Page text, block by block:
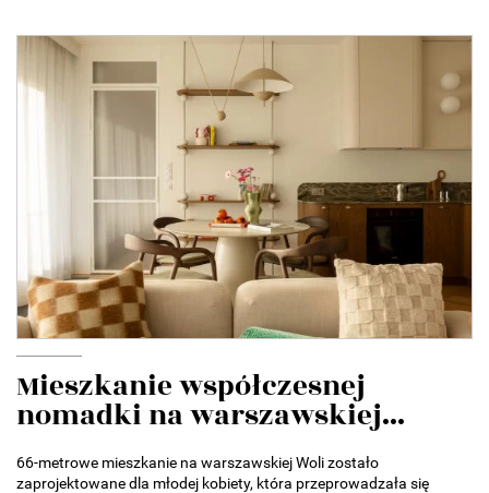
Mieszkanie współczesnej
nomadki na warszawskiej...
66-metrowe mieszkanie na warszawskiej Woli zostało
zaprojektowane dla młodej kobiety, która przeprowadzała się